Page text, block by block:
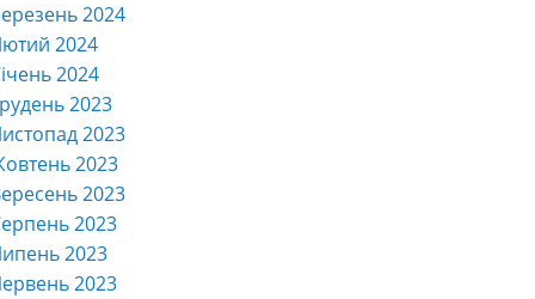
2024
2024
2024
2023
2023
2023
2023
2023
2023
2023